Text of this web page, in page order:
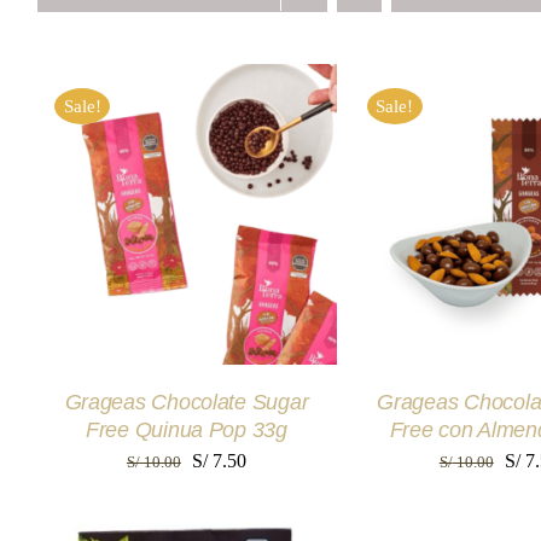
Sale!
AÑADIR AL CARRITO
QUICK VIEW
Grageas Chocolate Sugar
Free Quinua Pop 33g
S/10.00
El
original
S/7.50El
actual
Sale!
AÑADIR AL
QUICK
Grageas
Free con
S/10.00
El
S/